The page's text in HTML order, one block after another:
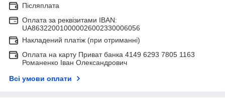
Післяплата
Оплата за реквізитами IBAN:
UA863220010000026002330006056
Накладений платіж (при отриманні)
Оплата на карту Приват банка 4149 6293 7805 1163
Романенко Іван Олександрович
Всі умови оплати